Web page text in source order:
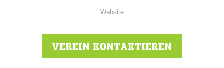
Website
VEREIN KONTAKTIEREN